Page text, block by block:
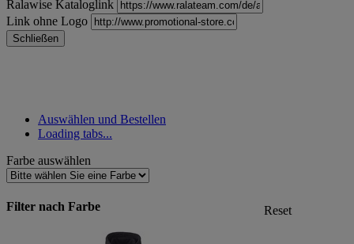
Ralawise Kataloglink
Link ohne Logo
Schließen
Auswählen und Bestellen
Loading tabs...
Farbe auswählen
Filter nach Farbe Reset